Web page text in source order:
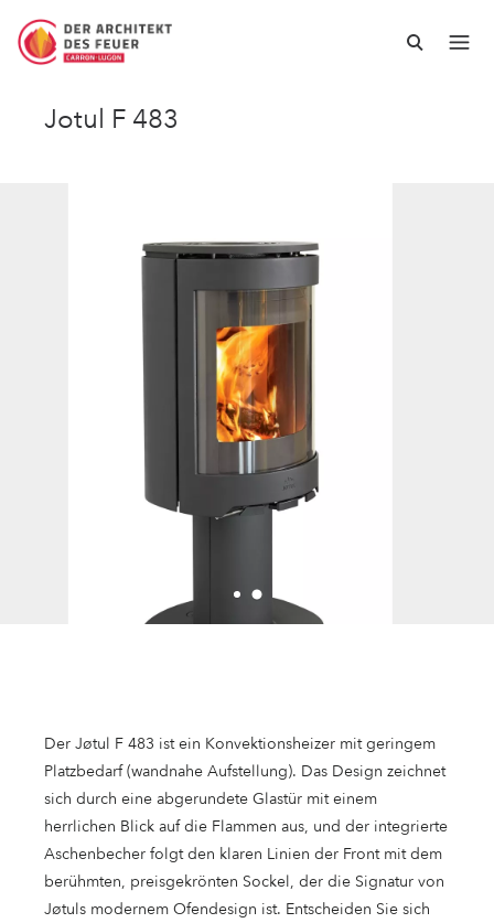
Jotul F 483
Der Jøtul F 483 ist ein Konvektionsheizer mit geringem
Platzbedarf (wandnahe Aufstellung). Das Design zeichnet
sich durch eine abgerundete Glastür mit einem
herrlichen Blick auf die Flammen aus, und der integrierte
Aschenbecher folgt den klaren Linien der Front mit dem
berühmten, preisgekrönten Sockel, der die Signatur von
Jøtuls modernem Ofendesign ist. Entscheiden Sie sich